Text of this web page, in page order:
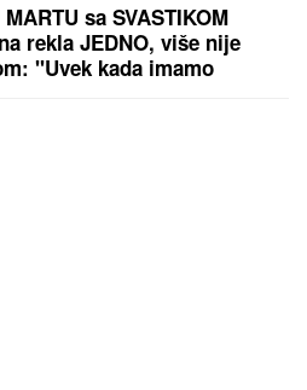
sa SVASTIKOM
rekla JEDNO, više nije
"Uvek kada imamo